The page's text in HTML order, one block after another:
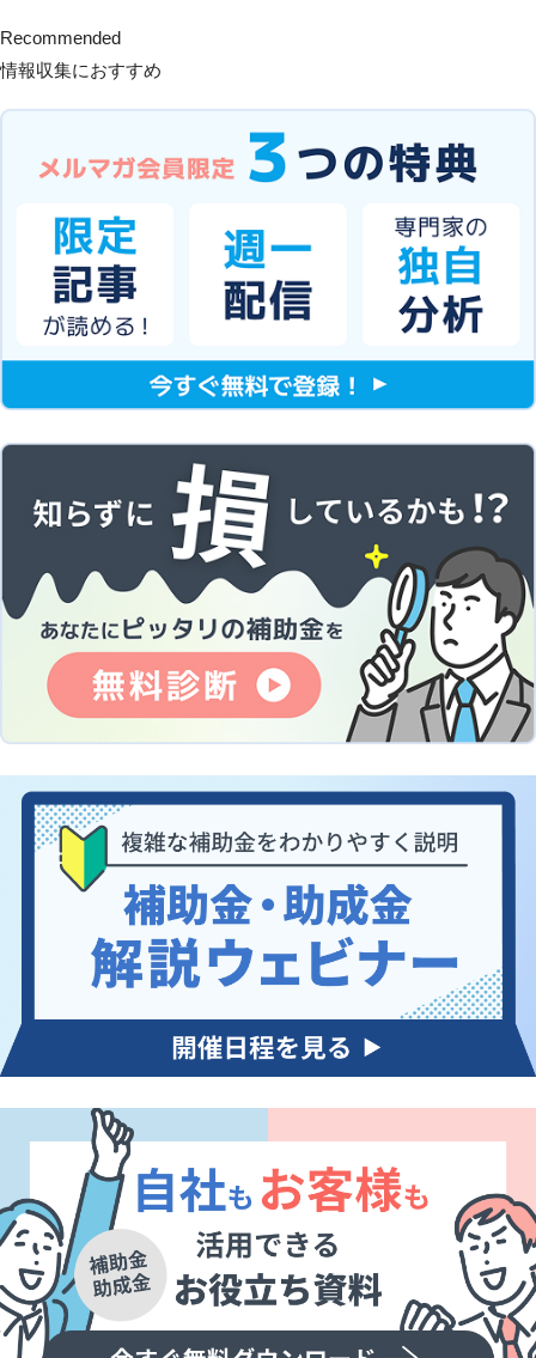
Recommended
情報収集におすすめ